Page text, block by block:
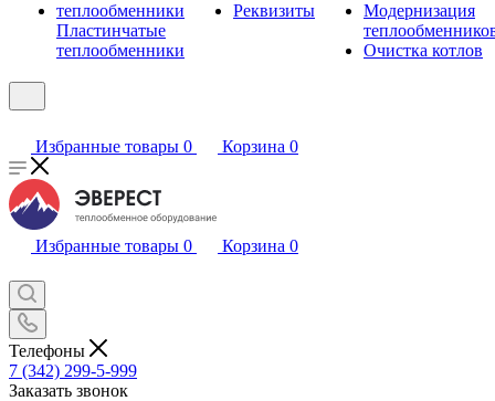
Пластинчатые
теплообменники
Реквизиты
Модернизация
Очистка котлов
Избранные товары 0 Корзина 0
Избранные товары 0 Корзина 0
Телефоны
7 (342) 299-5-999
Заказать звонок